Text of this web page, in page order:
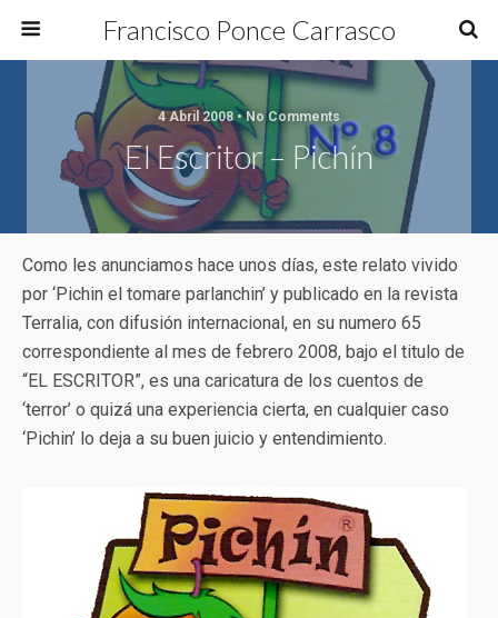
Francisco Ponce Carrasco
4 Abril 2008 • No Comments
El Escritor – Pichín
Como les anunciamos hace unos días, este relato vivido
por ‘Pichin el tomare parlanchin’ y publicado en la revista
Terralia, con difusión internacional, en su numero 65
correspondiente al mes de febrero 2008, bajo el titulo de
“EL ESCRITOR”, es una caricatura de los cuentos de
‘terror’ o quizá una experiencia cierta, en cualquier caso
‘Pichin’ lo deja a su buen juicio y entendimiento.